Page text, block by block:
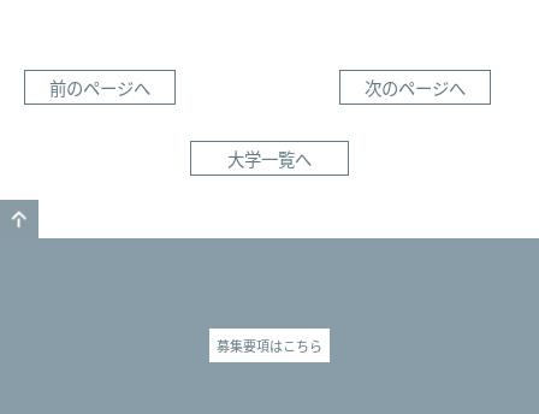
前のページへ 次のページへ
大学一覧へ
募集要項はこちら